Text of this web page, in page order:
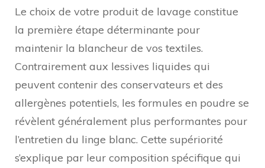
Le choix de votre produit de lavage constitue
la première étape déterminante pour
maintenir la blancheur de vos textiles.
Contrairement aux lessives liquides qui
peuvent contenir des conservateurs et des
allergènes potentiels, les formules en poudre se
révèlent généralement plus performantes pour
l’entretien du linge blanc. Cette supériorité
s’explique par leur composition spécifique qui